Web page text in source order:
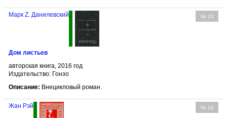
№ 23
Марк Z. Данилевский
Дом листьев
авторская книга, 2016 год
Издательство: Гонзо
Описание: Внецикловый роман.
№ 24
Жан Рэй